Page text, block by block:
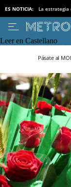
ES NOTICIA: La estrategia
Leer en Castellano
Pásate al